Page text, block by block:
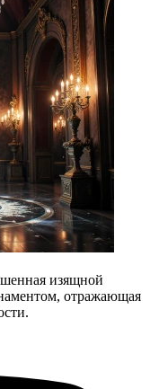
изящной
отражающая